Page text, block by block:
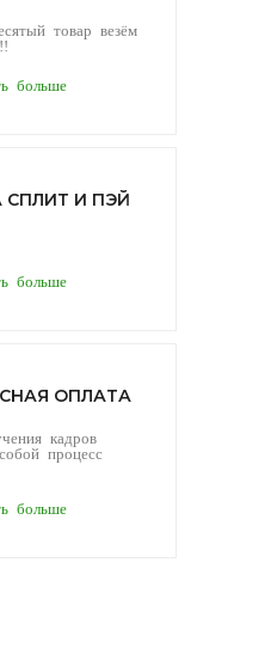
товар везём
больше
СПЛИТ И ПЭЙ
больше
ОПЛАТА
кадров
процесс
больше